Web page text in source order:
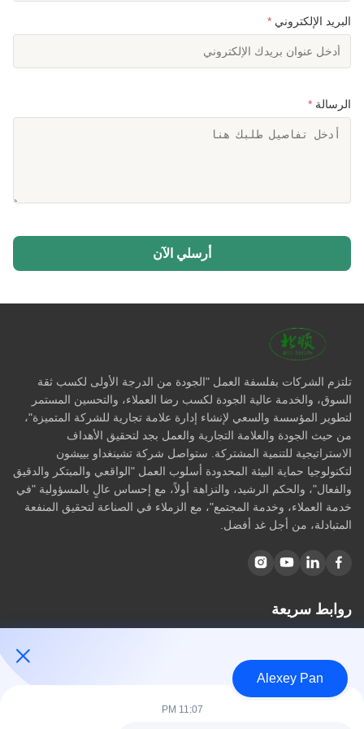
البريد الإلكتروني *
الرسالة *
أرسلي الآن
تلتزم الشركات بفلسفة العمل "الجودة من الدرجة الأولى لكسب ثقة
السوق، والخدمة عالية الجودة لكسب رضا العملاء، والتحسين المستمر
لتطوير المؤسسة والسعي لإنشاء إدارة علامة تجارية للشركة المتميزة"،
من حيث الجودة والعلامة التجارية والعمل بجد لتحقيق الأهداف
الاستراتيجية للتنمية المشتركة. ستواصل شركة تشينغداو بييشون
لتكنولوجيا حماية البيئة المحدودة أسلوب العمل "الواقعي والمبتكر والدقيق
والفعال"، والحكم الرشيد، والنزاهة أولاً، مع إحساس عالٍ بالمسؤولية "في
خدمة العملاء، وخدمة المجتمع"، مع الزملاء في الصناعة لتحقيق المنفعة
المتبادلة، من أجل غد أفضل.
روابط سريعة
معلومات عنا
المنتجات
اتصل بنا
Alexey Pan
11:07 PM